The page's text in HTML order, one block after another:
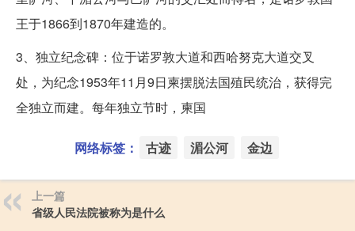
王于1866到1870年建造的。
3、独立纪念碑：位于诺罗敦大道和西哈努克大道交叉
处，为纪念1953年11月9日柬摆脱法国殖民统治，获得完
全独立而建。每年独立节时，柬国
网络标签： 古迹 湄公河 金边
上一篇
省级人民法院被称为是什么